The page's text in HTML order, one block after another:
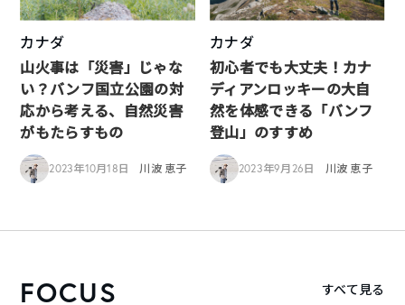
カナダ
山火事は「災害」じゃな
い？バンフ国立公園の対
応から考える、自然災害
がもたらすもの
2023年10月18日 川波 恵子
カナダ
初心者でも大丈夫！カナ
ディアンロッキーの大自
然を体感できる「バンフ
登山」のすすめ
2023年9月26日 川波 恵子
FOCUS すべて見る